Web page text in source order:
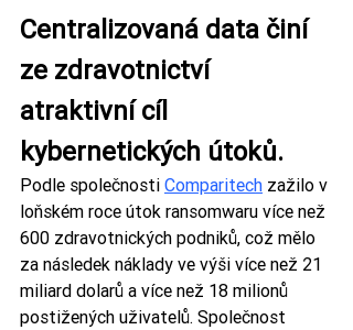
Centralizovaná data činí
ze zdravotnictví
atraktivní cíl
kybernetických útoků.
Podle společnosti Comparitech zažilo v
loňském roce útok ransomwaru více než
600 zdravotnických podniků, což mělo
za následek náklady ve výši více než 21
miliard dolarů a více než 18 milionů
postižených uživatelů. Společnost